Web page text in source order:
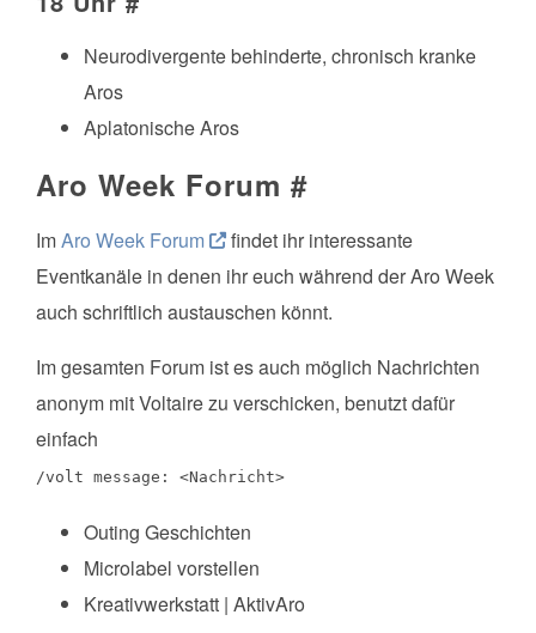
Neurodivergente behinderte, chronisch kranke
Aros
Aplatonische Aros
Aro Week Forum #
ImAro Week Forum
findet ihr interessante
Eventkanäle in denen ihr euch während der Aro Week
auch schriftlich austauschen könnt.
Im gesamten Forum ist es auch möglich Nachrichten
anonym mit Voltaire zu verschicken, benutzt dafür
einfach
/volt message: <Nachricht>
Outing Geschichten
Microlabel vorstellen
Kreativwerkstatt | AktivAro